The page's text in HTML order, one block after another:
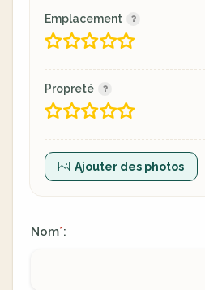
Emplacement
Propreté
Ajouter des photos
Nom*: